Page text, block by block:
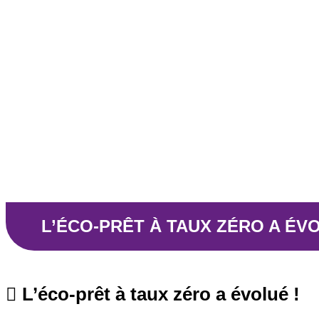
L’ÉCO-PRÊT À TAUX ZÉRO A
L’éco-prêt à taux zéro a évolué !